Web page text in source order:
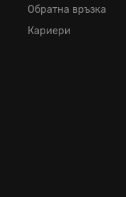
Обратна връзка
Кариери